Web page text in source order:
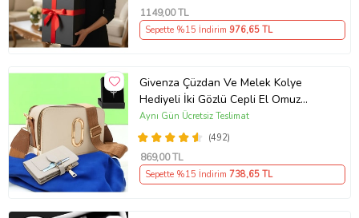
1149,00 TL
Sepette %15 İndirim 976,65 TL
Givenza Çüzdan Ve Melek Kolye
Hediyeli İki Gözlü Cepli El Omuz
Çanta (Krem)
(492)
Aynı Gün Ücretsiz Teslimat
869,00 TL
Sepette %15 İndirim 738,65 TL